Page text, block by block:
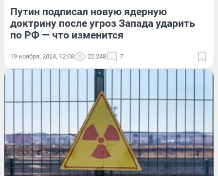
Путин подписал новую ядерную
доктрину после угроз Запада ударить
по РФ — что изменится
19 ноября, 2024, 12:08 22 248 7